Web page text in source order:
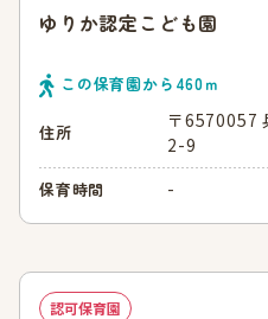
ゆりか認定こども園
この保育園から 460ｍ
住所
〒6570057
2-9
保育時間 -
認可保育園